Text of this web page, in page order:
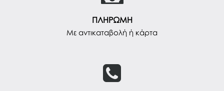
ΠΛΗΡΩΜΗ
Με αντικαταβολή ή κάρτα